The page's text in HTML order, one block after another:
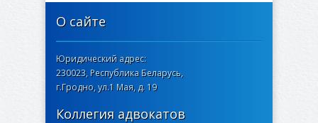
О сайте
Юридический адрес:
230023, Республика Беларусь,
г.Гродно, ул.1 Мая, д. 19
Коллегия адвокатов